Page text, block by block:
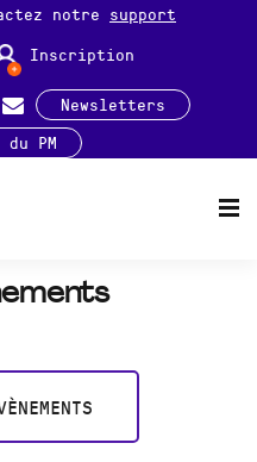
notre support
Inscription
Newsletters
du PM